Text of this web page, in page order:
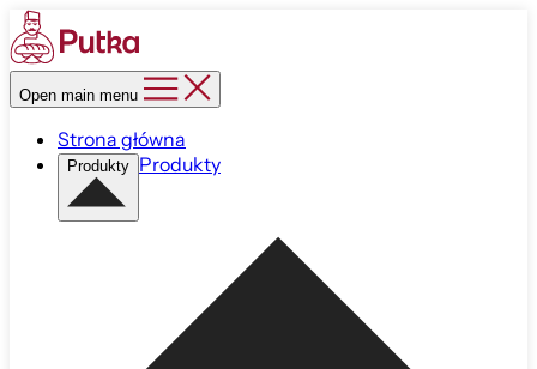
Open main menu
Strona główna
Produkty Produkty